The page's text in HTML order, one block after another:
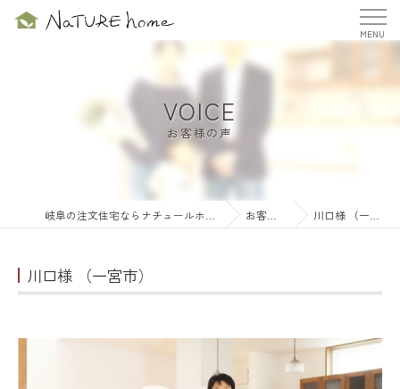
VOICE
お客様の声
お客様の声 川口様 （一宮市）
川口様 （一宮市）